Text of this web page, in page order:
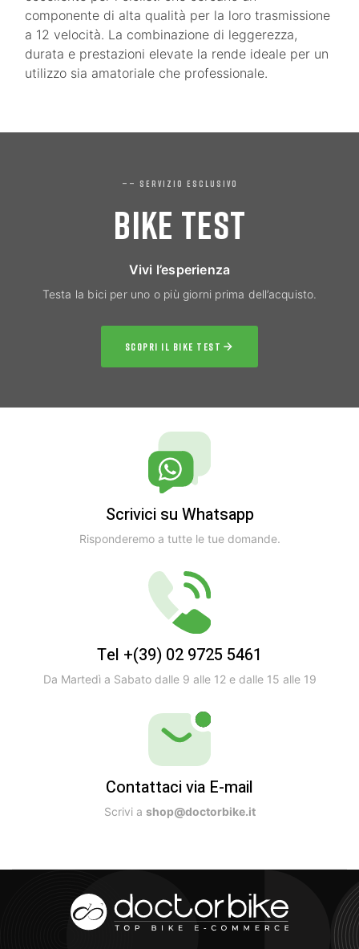
componente di alta qualità per la loro trasmissione
a 12 velocità. La combinazione di leggerezza,
durata e prestazioni elevate la rende ideale per un
utilizzo sia amatoriale che professionale.
—— SERVIZIO ESCLUSIVO
BIKE TEST
Vivi l’esperienza
Testa la bici per uno o più giorni prima dell’acquisto.
SCOPRI IL BIKE TEST
Scrivici su Whatsapp
Risponderemo a tutte le tue domande.
Tel +(39) 02 9725 5461
Da Martedì a Sabato dalle 9 alle 12 e dalle 15 alle 19
Contattaci via E-mail
Scrivi a shop@doctorbike.it